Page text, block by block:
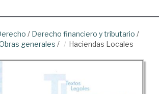
/ Derecho financiero y tributario /
generales / Haciendas Locales